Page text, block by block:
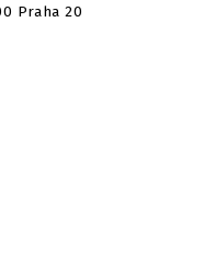
Praha 20